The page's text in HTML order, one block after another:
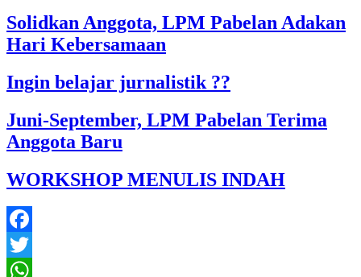
Solidkan Anggota, LPM Pabelan Adakan
Hari Kebersamaan
Ingin belajar jurnalistik ??
Juni-September, LPM Pabelan Terima
Anggota Baru
WORKSHOP MENULIS INDAH
Facebook
Twitter